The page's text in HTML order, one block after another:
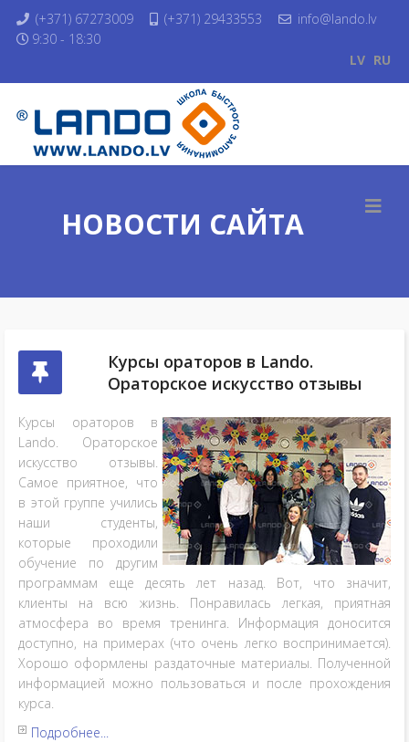
(+371) 67273009 (+371) 29433553
info@lando.lv
9:30 - 18:30
LV RU
НОВОСТИ САЙТА
Курсы ораторов в Lando.
Ораторское искусство отзывы
Курсы ораторов в
Lando. Ораторское
искусство отзывы.
Самое приятное, что
в этой группе учились
наши студенты,
которые проходили
обучение по другим
программам еще десять лет назад. Вот, что значит,
клиенты на всю жизнь. Понравилась легкая, приятная
атмосфера во время тренинга. Информация доносится
доступно, на примерах (что очень легко воспринимается).
Хорошо оформлены раздаточные материалы. Полученной
информацией можно пользоваться и после прохождения
курса.
Подробнее...